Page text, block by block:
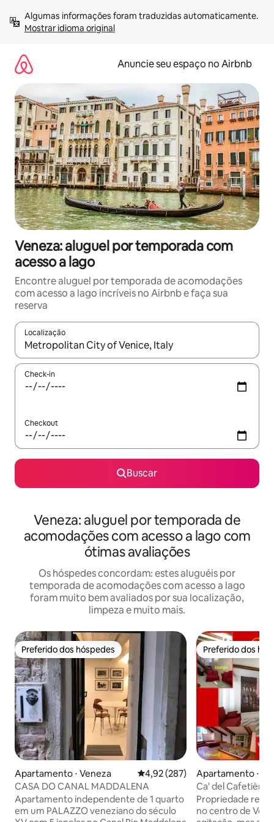
para
Mostrar idioma original
Anuncie seu espaço no Airbnb
Veneza: aluguel por temporada com
acesso a lago
Encontre aluguel por temporada de acomodações
com acesso a lago incríveis no Airbnb e faça sua
reserva
Localização
Quando os resultados estiverem disponíveis, explore-os
Check-in
Checkout
Buscar
Veneza: aluguel por temporada de
acomodações com acesso a lago com
ótimas avaliações
Os hóspedes concordam: estes aluguéis por
temporada de acomodações com acesso a lago
foram muito bem avaliados por sua localização,
limpeza e muito mais.
Preferido dos hóspedes
Preferido dos hóspedes
Apartamento ⋅ Veneza 4,92 de uma avaliação média de
4,92 (287)
CASA DO CANAL MADDALENA
Apartamento independente de 1 quarto
em um PALAZZO veneziano do século
Preferido dos
Preferido dos
Apartamento ⋅
Ca' del Cafetièr:
reuniões
Propriedade
no centro de